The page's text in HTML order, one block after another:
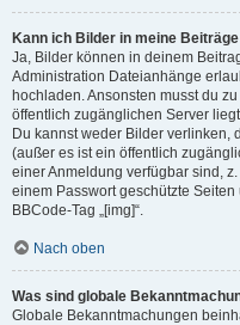
Kann ich Bilder in meine
Ja, Bilder können in deinem
Administration Dateianhänge
hochladen. Ansonsten musst du
öffentlich zugänglichen Server
Du kannst weder Bilder verlinken,
(außer es ist ein öffentlich
einer Anmeldung verfügbar sind,
einem Passwort geschützte
BBCode-Tag „[img]“.
Nach oben
Was sind globale
Globale Bekanntmachungen